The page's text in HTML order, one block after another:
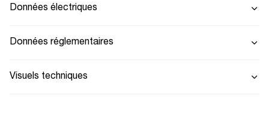
Données électriques
Données réglementaires
Visuels techniques